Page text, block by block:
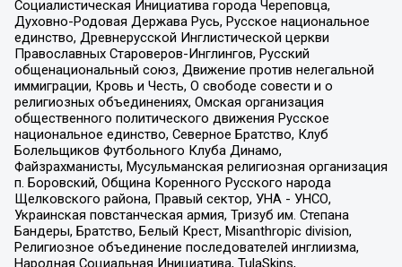
Социалистическая Инициатива города Череповца,
Духовно-Родовая Держава Русь, Русское национальное
единство, Древнерусской Инглистической церкви
Православных Староверов-Инглингов, Русский
общенациональный союз, Движение против нелегальной
иммиграции, Кровь и Честь, О свободе совести и о
религиозных объединениях, Омская организация
общественного политического движения Русское
национальное единство, Северное Братство, Клуб
Болельщиков Футбольного Клуба Динамо,
Файзрахманисты, Мусульманская религиозная организация
п. Боровский, Община Коренного Русского народа
Щелковского района, Правый сектор, УНА - УНСО,
Украинская повстанческая армия, Тризуб им. Степана
Бандеры, Братство, Белый Крест, Misanthropic division,
Религиозное объединение последователей инглиизма,
Народная Социальная Инициатива, TulaSkins,